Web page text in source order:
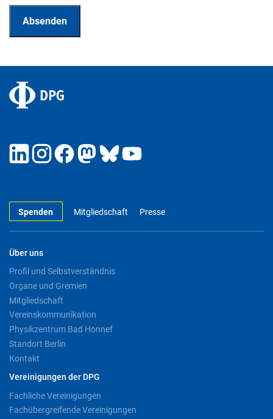
Spenden Mitgliedschaft Presse
Über uns
Profil und Selbstverständnis
Organe und Gremien
Mitgliedschaft
Vereinskommunikation
Physikzentrum Bad Honnef
Standort Berlin
Kontakt
Vereinigungen der DPG
Fachliche Vereinigungen
Fachübergreifende Vereinigungen